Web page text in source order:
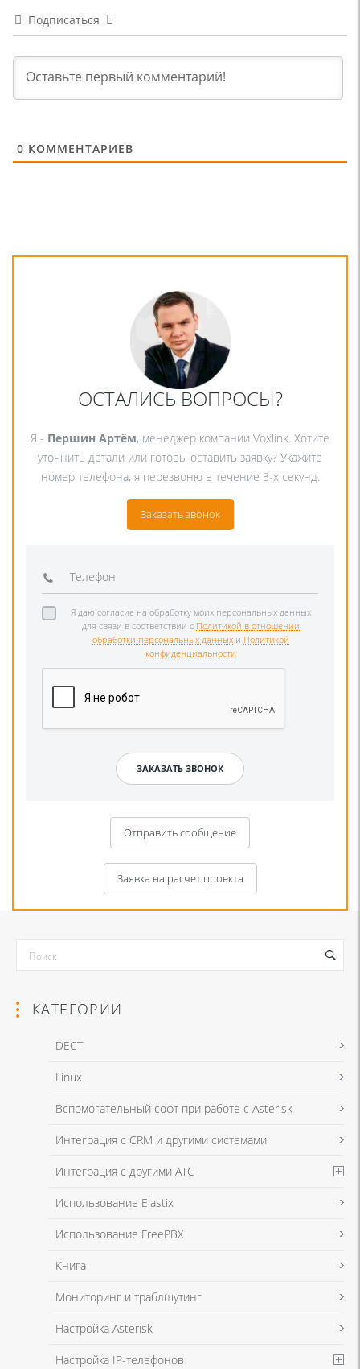
Подписаться
0 КОММЕНТАРИЕВ
ОСТАЛИСЬ ВОПРОСЫ?
Я - Першин Артём, менеджер компании Voxlink. Хотите
уточнить детали или готовы оставить заявку? Укажите
номер телефона, я перезвоню в течение 3-х секунд.
Заказать звонок
Я даю согласие на обработку моих персональных данных
для связи в соответствии с Политикой в отношении
обработки персональных данных и Политикой
конфиденциальности
Отправить сообщение
Я даю согласие на обработку моих персональных данных для связи
в соответствии с Политикой в отношении обработки персональных
Заявка на расчет проекта
Я даю согласие на обработку моих персональных данных для связи
в соответствии с Политикой в отношении обработки персональных
КАТЕГОРИИ
DECT
Linux
Вспомогательный софт при работе с Asterisk
Интеграция с CRM и другими системами
Интеграция с другими АТС
Использование Elastix
Использование FreePBX
Книга
Мониторинг и траблшутинг
Настройка Asterisk
Настройка IP-телефонов